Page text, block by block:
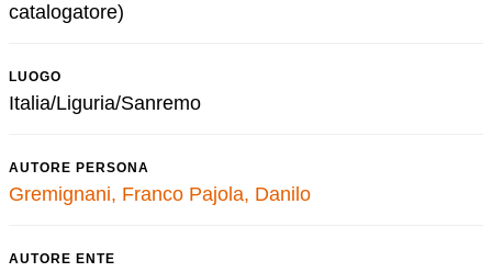
catalogatore)
LUOGO
Italia/Liguria/Sanremo
AUTORE PERSONA
Gremignani, Franco Pajola, Danilo
AUTORE ENTE